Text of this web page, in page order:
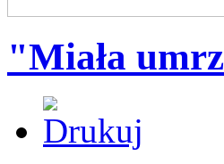
"Miała